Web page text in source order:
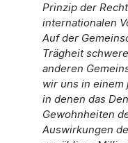
Prinzip der
internationalen
Auf der
Trägheit
anderen
wir uns in einem
in denen das
Gewohnheiten
Auswirkungen